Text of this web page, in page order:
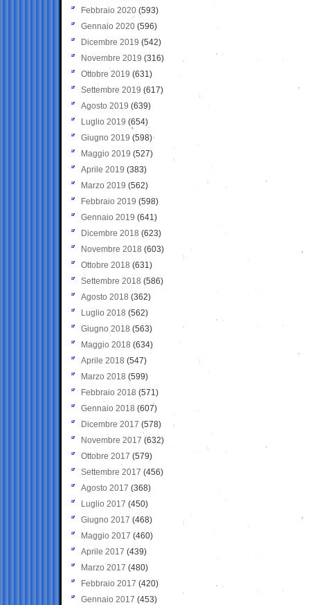
Febbraio 2020 (593)
Gennaio 2020 (596)
Dicembre 2019 (542)
Novembre 2019 (316)
Ottobre 2019 (631)
Settembre 2019 (617)
Agosto 2019 (639)
Luglio 2019 (654)
Giugno 2019 (598)
Maggio 2019 (527)
Aprile 2019 (383)
Marzo 2019 (562)
Febbraio 2019 (598)
Gennaio 2019 (641)
Dicembre 2018 (623)
Novembre 2018 (603)
Ottobre 2018 (631)
Settembre 2018 (586)
Agosto 2018 (362)
Luglio 2018 (562)
Giugno 2018 (563)
Maggio 2018 (634)
Aprile 2018 (547)
Marzo 2018 (599)
Febbraio 2018 (571)
Gennaio 2018 (607)
Dicembre 2017 (578)
Novembre 2017 (632)
Ottobre 2017 (579)
Settembre 2017 (456)
Agosto 2017 (368)
Luglio 2017 (450)
Giugno 2017 (468)
Maggio 2017 (460)
Aprile 2017 (439)
Marzo 2017 (480)
Febbraio 2017 (420)
Gennaio 2017 (453)